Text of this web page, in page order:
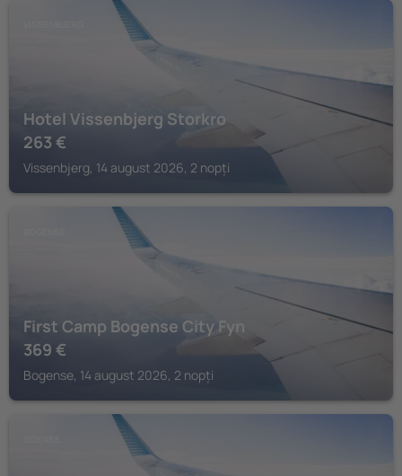
Hotel Vissenbjerg Storkro
263 €
Vissenbjerg, 14 august 2026, 2 nopți
First Camp Bogense City Fyn
369 €
Bogense, 14 august 2026, 2 nopți